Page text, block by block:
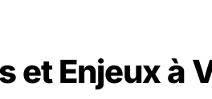
et Enjeux à